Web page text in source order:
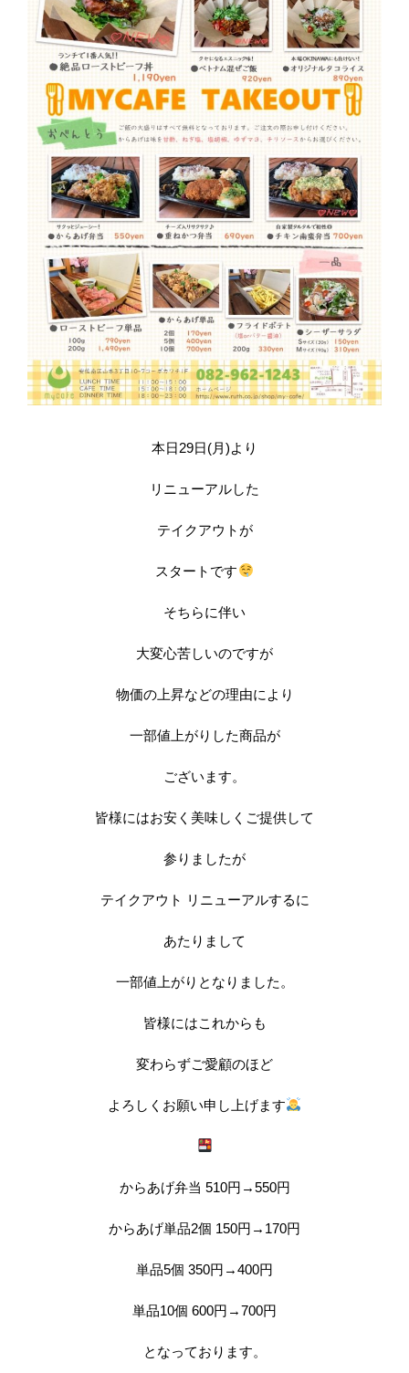
本日29日(月)より
リニューアルした
テイクアウトが
スタートです
そちらに伴い
大変心苦しいのですが
物価の上昇などの理由により
一部値上がりした商品が
ございます。
皆様にはお安く美味しくご提供して
参りましたが
テイクアウト リニューアルするに
あたりまして
一部値上がりとなりました。
皆様にはこれからも
変わらずご愛顧のほど
よろしくお願い申し上げます
からあげ弁当 510円→550円
からあげ単品2個 150円→170円
単品5個 350円→400円
単品10個 600円→700円
となっております。